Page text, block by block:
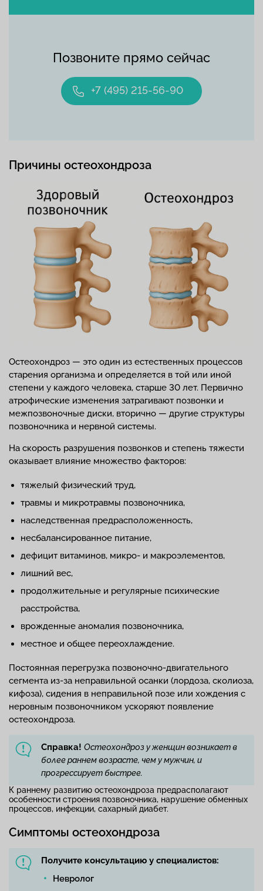
Позвоните прямо сейчас
+7 (495) 215-56-90
Причины остеохондроза
Остеохондроз — это один из естественных процессов
старения организма и определяется в той или иной
степени у каждого человека, старше 30 лет. Первично
атрофические изменения затрагивают позвонки и
межпозвоночные диски, вторично — другие структуры
позвоночника и нервной системы.
На скорость разрушения позвонков и степень тяжести
оказывает влияние множество факторов:
тяжелый физический труд,
травмы и микротравмы позвоночника,
наследственная предрасположенность,
несбалансированное питание,
дефицит витаминов, микро- и макроэлементов,
лишний вес,
продолжительные и регулярные психические
расстройства,
врожденные аномалия позвоночника,
местное и общее переохлаждение.
Постоянная перегрузка позвоночно-двигательного
сегмента из-за неправильной осанки (лордоза, сколиоза,
кифоза), сидения в неправильной позе или хождения с
неровным позвоночником ускоряют появление
остеохондроза.
Справка! Остеохондроз у женщин возникает в
более раннем возрасте, чем у мужчин, и
прогрессирует быстрее.
К раннему развитию остеохондроза предрасполагают
особенности строения позвоночника, нарушение обменных
процессов, инфекции, сахарный диабет.
Симптомы остеохондроза
Получите консультацию у специалистов:
Невролог